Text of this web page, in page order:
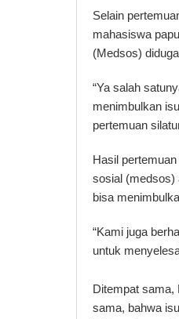
Selain
mahasiswa
(Medsos)
“Ya salah
menimbulkan
pertemuan
Hasil
sosial (medsos)
bisa
“Kami juga
untuk
Ditempat sama,
sama, bahwa